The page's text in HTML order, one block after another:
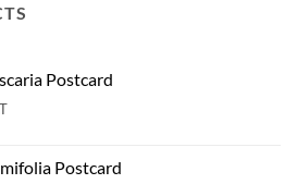
Postcard
Postcard